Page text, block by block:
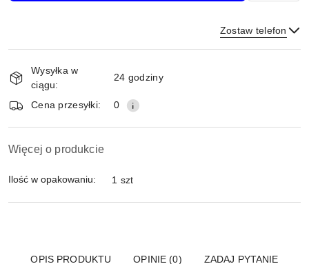
Zostaw telefon
Dostępność
i
dostawa
Wysyłka w
ciągu:
24 godziny
Cena przesyłki: 0
Więcej o produkcie
Ilość w opakowaniu: 1 szt
OPIS PRODUKTU OPINIE (0) ZADAJ PYTANIE